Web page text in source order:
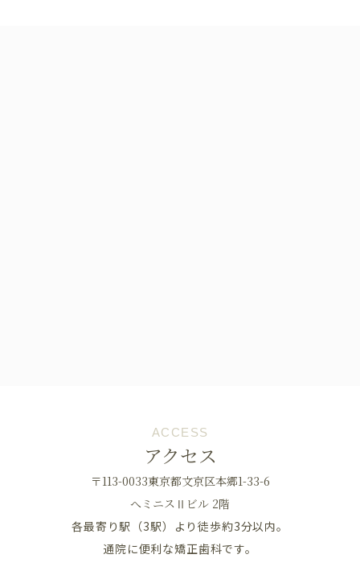
ACCESS
アクセス
〒113-0033東京都文京区本郷1-33-6
へミニスⅡビル 2階
各最寄り駅（3駅）より徒歩約3分以内。
通院に便利な矯正歯科です。